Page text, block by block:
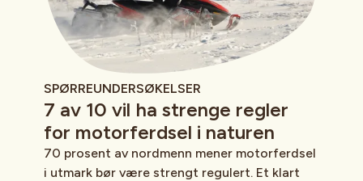
SPØRREUNDERSØKELSER
7 av 10 vil ha strenge regler
for motorferdsel i naturen
70 prosent av nordmenn mener motorferdsel
i utmark bør være strengt regulert. Et klart